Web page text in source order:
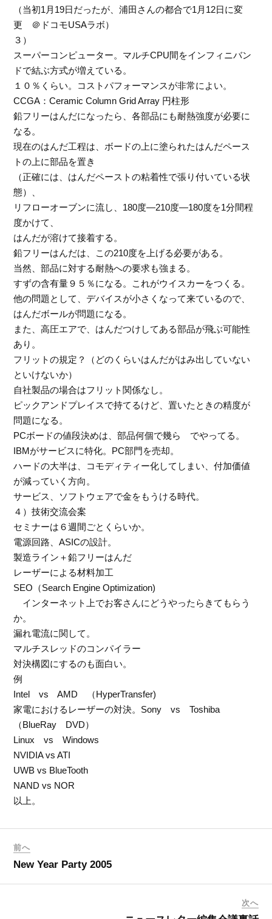
（当初1月19日だったが、浦田さんの都合で1月12日に変
更 ＠ドコモUSAラボ）
３）
スーパーコンピューター。マルチCPU間をインフィニバン
ドで結ぶ方式が増えている。
１０％くらい。コストパフォーマンスが非常によい。
CCGA：Ceramic Column Grid Array 円柱形
鉛フリーはんだになったら、各部品にも耐熱強度が必要に
なる。
現在のはんだ工程は、ボードの上に塗られたはんだペース
トの上に部品を置き
（正確には、はんだペーストの粘着性で張り付いている状
態）、
リフローオーブンに流し、180度―210度―180度を1分間程
度かけて、
はんだが溶けて接着する。
鉛フリーはんだは、この210度を上げる必要がある。
当然、部品に対する耐熱への要求も強まる。
すずの含有量９５％になる。これがウイスカーをつくる。
他の問題として、デバイスが小さくなって来ているので、
はんだボールが問題になる。
また、高圧エアで、はんだつけしてある部品が飛ぶ可能性
あり。
フリットの規定？（どのくらいはんだがはみ出していない
といけないか）
自社製品の場合はフリット関係なし。
ピックアンドプレイスで持てるけど、置いたときの精度が
問題になる。
PCボードの値段決めは、部品何個で幾ら でやってる。
IBMがサービスに特化。PC部門を売却。
ハードの大半は、コモディティー化してしまい、付加価値
が減っていく方向。
サービス、ソフトウェアで金をもうける時代。
４）技術交流会案
セミナーは６週間ごとくらいか。
電源回路、ASICの設計。
製造ライン＋鉛フリーはんだ
レーザーによる材料加工
SEO（Search Engine Optimization)
インターネット上でお客さんにどうやったらきてもらう
か。
漏れ電流に関して。
マルチスレッドのコンパイラー
対決構図にするのも面白い。
例
Intel vs AMD （HyperTransfer)
家電におけるレーザーの対決。Sony vs Toshiba
（BlueRay DVD）
Linux vs Windows
NVIDIA vs ATI
UWB vs BlueTooth
NAND vs NOR
以上。
前へ
New Year Party 2005
次へ